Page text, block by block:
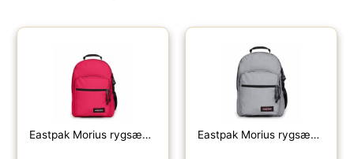
Eastpak Morius rygsæk 34L-strawberry pink – Skoletasker / -rygsække Eastpak Morius rygsæk 34L-sunday grey – Skoletasker / -rygsække